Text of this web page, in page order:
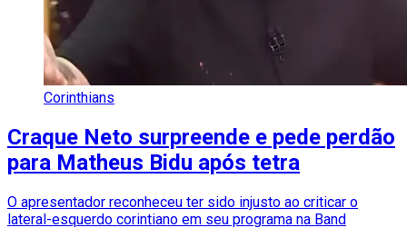
Corinthians
Craque Neto surpreende e pede perdão
para Matheus Bidu após tetra
O apresentador reconheceu ter sido injusto ao criticar o
lateral-esquerdo corintiano em seu programa na Band